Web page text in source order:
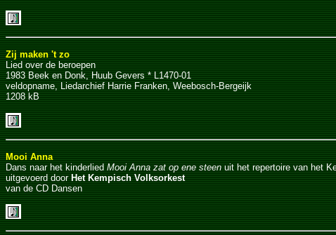
Zij maken 't zo
Lied over de beroepen
1983 Beek en Donk, Huub Gevers * L1470-01
veldopname, Liedarchief Harrie Franken, Weebosch-Bergeijk
1208 kB
Mooi Anna
Dans naar het kinderliedMooi Anna zat op ene steenuit het repertoire van het
uitgevoerd doorHet Kempisch Volksorkest
van de CD Dansen